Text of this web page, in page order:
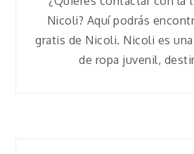
Nicoli? Aquí podrás
gratis de Nicoli. Nicoli es
de ropa juvenil,